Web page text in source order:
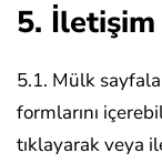
5. İletişim
5.1. Mülk
formlarını
tıklayarak veya